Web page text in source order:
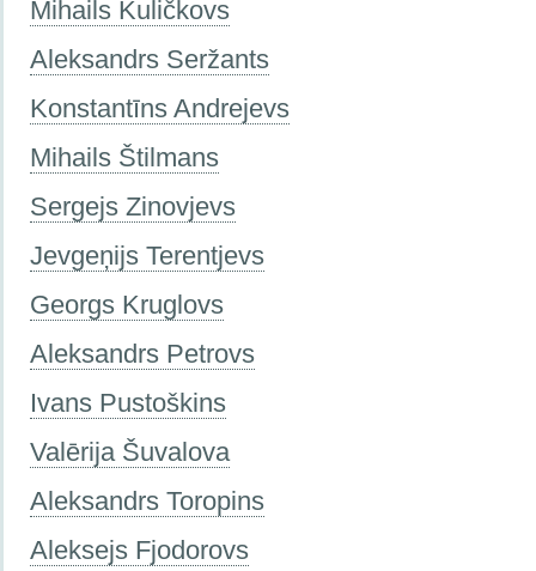
Mihails Kuličkovs
Aleksandrs Seržants
Konstantīns Andrejevs
Mihails Štilmans
Sergejs Zinovjevs
Jevgeņijs Terentjevs
Georgs Kruglovs
Aleksandrs Petrovs
Ivans Pustoškins
Valērija Šuvalova
Aleksandrs Toropins
Aleksejs Fjodorovs